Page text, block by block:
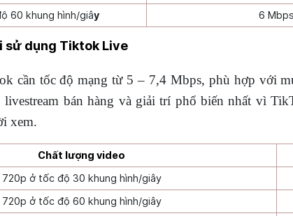
60 khung hình/giây 6 Mbps
sử dụng Tiktok Live
cần tốc độ mạng từ 5 – 7,4 Mbps, phù hợp với
bán hàng và giải trí phổ biến nhất vì
xem.
Chất lượng video
720p ở tốc độ 30 khung hình/giây
720p ở tốc độ 60 khung hình/giây